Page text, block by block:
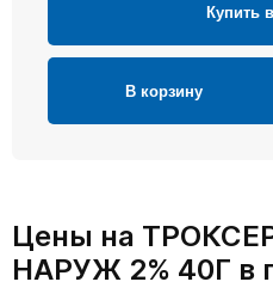
Купить
В корзину
Цены на
НАРУЖ 2% 40Г в